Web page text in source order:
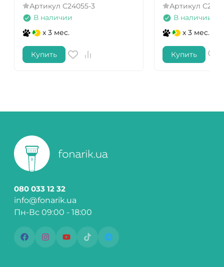
Артикул C24055-3
В наличии
x 3 мес.
Купить
Артикул
В наличии
x 3 мес.
Купить
080 033 12 32
info@fonarik.ua
Пн-Вс 09:00 - 18:00